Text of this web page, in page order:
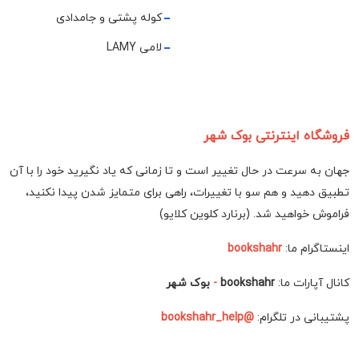
کوله پشتی و جامدادی
لامی LAMY
فروشگاه اینترنتی بوک شهر
جهان به سرعت در حال تغییر است و تا زمانی که یاد نگیرید خود را با آن
تطبیق دهید و هم سو با تغییرات، راهی برای متمایز شدن پیدا نکنید،
فراموش خواهید شد. (برنارد کلوین کلایو)
اینستاگرام ما: bookshahr
کانال آپارات ما: bookshahr
- بوک شهر
پشتیبانی در تلگرام: @bookshahr_help